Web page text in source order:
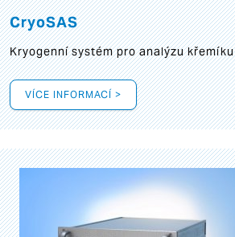
CryoSAS
Kryogenní systém pro analýzu křemíku
VÍCE INFORMACÍ >